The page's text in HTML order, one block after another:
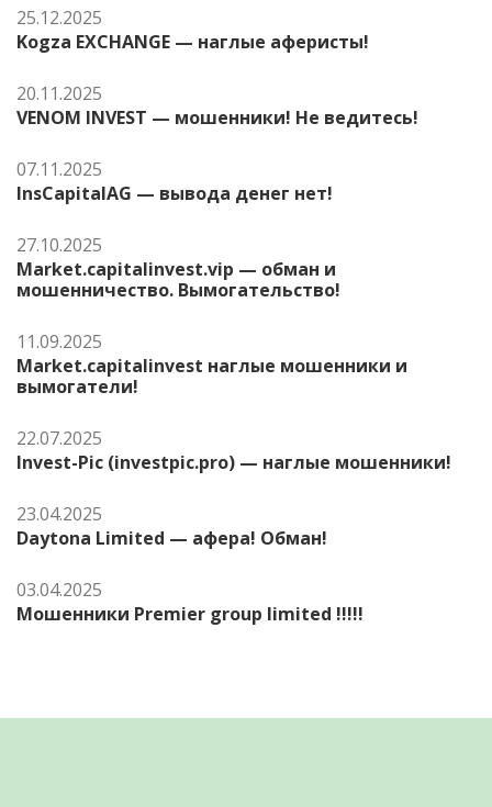
25.12.2025
Kogza EXCHANGE — наглые аферисты!
20.11.2025
VENOM INVEST — мошенники! Не ведитесь!
07.11.2025
InsCapitalAG — вывода денег нет!
27.10.2025
Market.capitalinvest.vip — обман и
мошенничество. Вымогательство!
11.09.2025
Market.capitalinvest наглые мошенники и
вымогатели!
22.07.2025
Invest-Pic (investpic.pro) — наглые мошенники!
23.04.2025
Daytona Limited — афера! Обман!
03.04.2025
Мошенники Premier group limited !!!!!